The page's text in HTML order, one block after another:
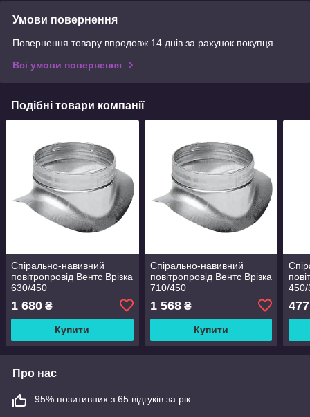
Умови повернення
Повернення товару впродовж 14 днів за рахунок покупця
Всі умови повернення
Подібні товари компанії
Спірально-навивний
повітропровід Вентс Врізка
630/450
1 680 ₴
Купити
Спірально-навивний
повітропровід Вентс Врізка
710/450
1 568₴
Купити
477
Про нас
95% позитивних з 65 відгуків за рік